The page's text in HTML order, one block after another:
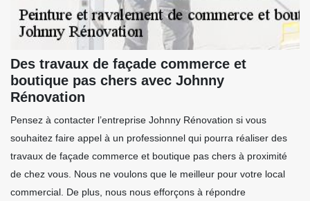
Des travaux de façade commerce et
boutique pas chers avec Johnny
Rénovation
Pensez à contacter l’entreprise Johnny Rénovation si vous
souhaitez faire appel à un professionnel qui pourra réaliser des
travaux de façade commerce et boutique pas chers à proximité
de chez vous. Nous ne voulons que le meilleur pour votre local
commercial. De plus, nous nous efforçons à répondre